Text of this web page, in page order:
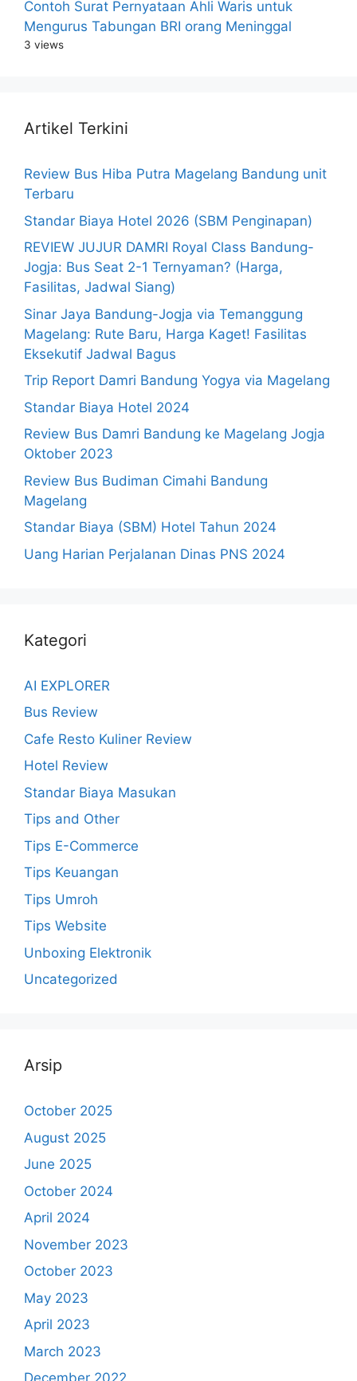
Contoh Surat Pernyataan Ahli Waris untuk
Mengurus Tabungan BRI orang Meninggal
3 views
Artikel Terkini
Review Bus Hiba Putra Magelang Bandung unit
Terbaru
Standar Biaya Hotel 2026 (SBM Penginapan)
REVIEW JUJUR DAMRI Royal Class Bandung-
Jogja: Bus Seat 2-1 Ternyaman? (Harga,
Fasilitas, Jadwal Siang)
Sinar Jaya Bandung-Jogja via Temanggung
Magelang: Rute Baru, Harga Kaget! Fasilitas
Eksekutif Jadwal Bagus
Trip Report Damri Bandung Yogya via Magelang
Standar Biaya Hotel 2024
Review Bus Damri Bandung ke Magelang Jogja
Oktober 2023
Review Bus Budiman Cimahi Bandung
Magelang
Standar Biaya (SBM) Hotel Tahun 2024
Uang Harian Perjalanan Dinas PNS 2024
Kategori
AI EXPLORER
Bus Review
Cafe Resto Kuliner Review
Hotel Review
Standar Biaya Masukan
Tips and Other
Tips E-Commerce
Tips Keuangan
Tips Umroh
Tips Website
Unboxing Elektronik
Uncategorized
Arsip
October 2025
August 2025
June 2025
October 2024
April 2024
November 2023
October 2023
May 2023
April 2023
March 2023